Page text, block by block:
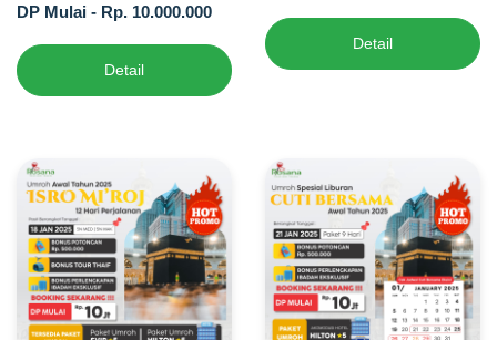
DP Mulai - Rp. 10.000.000
Detail
Detail